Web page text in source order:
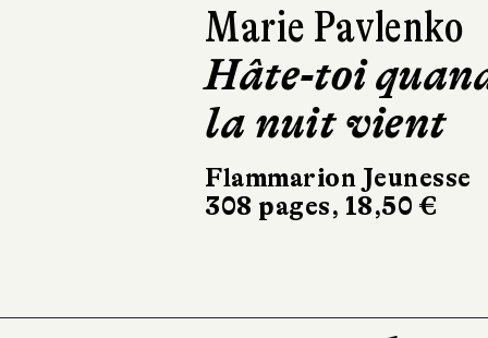
Thibault Bérard
Philomène et
Milena
Thierry Magnier
140 pages, 13,90 €